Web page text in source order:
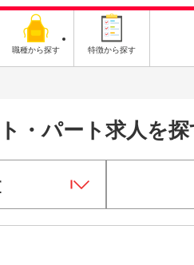
職種から探す 特徴から探す
・パート求人を探